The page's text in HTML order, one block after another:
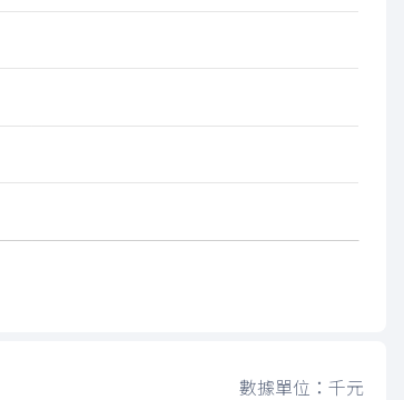
數據單位：千元